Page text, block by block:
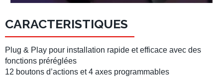
CARACTERISTIQUES
Plug & Play pour installation rapide et efficace avec des
fonctions préréglées
12 boutons d’actions et 4 axes programmables